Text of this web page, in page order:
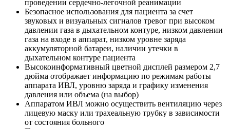
проведении сердечно-легочной реанимации
Безопасное использования для пациента за счет
звуковых и визуальных сигналов тревог при высоком
давлении газа в дыхательном контуре, низком давлении
газа на входе в аппарат, низком уровне заряда
аккумуляторной батареи, наличии утечки в
дыхательном контуре пациента
Высокоинформативный цветной дисплей размером 2,7
дюйма отображает информацию по режимам работы
аппарата ИВЛ, уровню заряда и графику изменения
давления или объема (на выбор)
Аппаратом ИВЛ можно осуществить вентиляцию через
лицевую маску или трахеальную трубку в зависимости
от состояния больного